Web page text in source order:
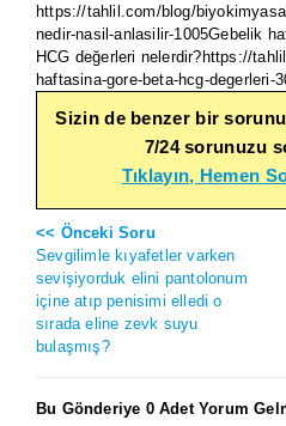
https://tahlil.com/blog/
nedir-nasil-anlasilir-1005Gebelik
HCG değerleri nelerdir?https://
haftasina-gore-beta-hcg-degerleri-
Sizin de benzer bir
7/24 sorunuzu
Tıklayın, Hemen
<< Önceki Soru
Sevgilimle kıyafetler varken
sevişiyorduk elini pantolonum
içine atıp penisimi elledi o
sırada eline zevk suyu
bulaşmış?
Bu Gönderiye 0 Adet Yorum